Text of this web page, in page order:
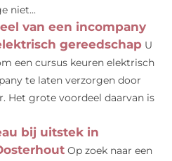
niet...
van een incompany
gereedschap U
een cursus keuren elektrisch
te laten verzorgen door
Het grote voordeel daarvan is
bij uitstek in
Op zoek naar een